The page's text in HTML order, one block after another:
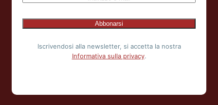
Iscrivendosi alla newsletter, si accetta la nostra
Informativa sulla privacy.